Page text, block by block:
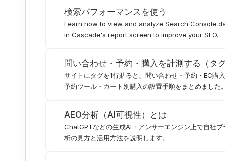
検索パフォーマンスを使う
Learn how to view and analyze Search Console
in Cascade's report screen to improve your SEO.
問い合わせ・予約・購入を計測する（タ
サイトにタグを1行貼ると、問い合わせ・予約・EC購
予約ツール・カート別購入の設置手順をまとめました
AEO分析（AI可視性）とは
ChatGPTなどの生成AI・アンサーエンジン上で自社
析の見方と活用方法を説明します。